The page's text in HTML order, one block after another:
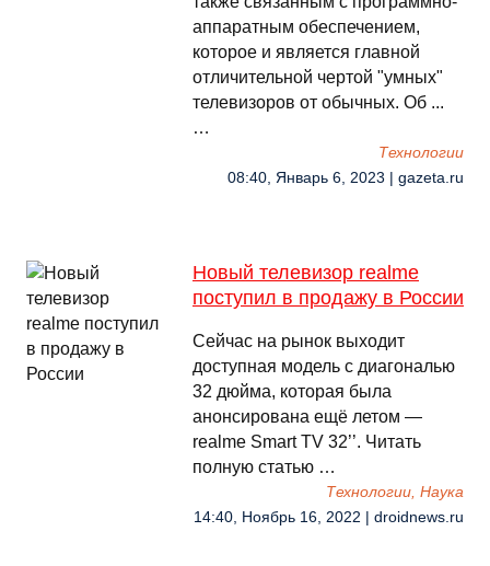
аппаратным обеспечением,
которое и является главной
отличительной чертой "умных"
телевизоров от обычных. Об ...
…
Технологии
08:40, Январь 6, 2023 | gazeta.ru
Новый телевизор realme
поступил в продажу в России
Сейчас на рынок выходит
доступная модель с диагональю
32 дюйма, которая была
анонсирована ещё летом —
realme Smart TV 32’’. Читать
полную статью …
Технологии, Наука
14:40, Ноябрь 16, 2022 | droidnews.ru